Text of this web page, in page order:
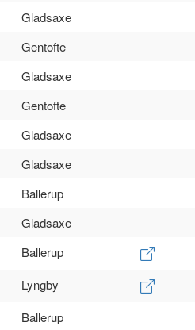
Gladsaxe
Gentofte
Gladsaxe
Gentofte
Gladsaxe
Gladsaxe
Ballerup
Gladsaxe
Ballerup
Lyngby
Ballerup